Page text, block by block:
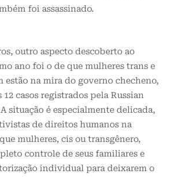
foi assassinado.
outro aspecto descoberto ao
ano foi o de que mulheres trans e
estão na mira do governo checheno,
casos registrados pela Russian
situação é especialmente delicada,
de direitos humanos na
mulheres, cis ou transgênero,
controle de seus familiares e
individual para deixarem o